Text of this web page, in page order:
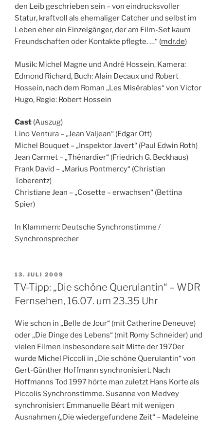
den Leib geschrieben sein – von eindrucksvoller
Statur, kraftvoll als ehemaliger Catcher und selbst im
Leben eher ein Einzelgänger, der am Film-Set kaum
Freundschaften oder Kontakte pflegte. …“ (mdr.de)
Musik: Michel Magne und André Hossein, Kamera:
Edmond Richard, Buch: Alain Decaux und Robert
Hossein, nach dem Roman „Les Misérables“ von Victor
Hugo, Regie: Robert Hossein
Cast (Auszug)
Lino Ventura – „Jean Valjean“ (Edgar Ott)
Michel Bouquet – „Inspektor Javert“ (Paul Edwin Roth)
Jean Carmet – „Thénardier“ (Friedrich G. Beckhaus)
Frank David – „Marius Pontmercy“ (Christian
Toberentz)
Christiane Jean – „Cosette – erwachsen“ (Bettina
Spier)
In Klammern: Deutsche Synchronstimme /
Synchronsprecher
VERÖFFENTLICHT
AM
13. JULI 2009
TV-Tipp: „Die schöne Querulantin“ – WDR
Fernsehen, 16.07. um 23.35 Uhr
Wie schon in „Belle de Jour“ (mit Catherine Deneuve)
oder „Die Dinge des Lebens“ (mit Romy Schneider) und
vielen Filmen insbesondere seit Mitte der 1970er
wurde Michel Piccoli in „Die schöne Querulantin“ von
Gert-Günther Hoffmann synchronisiert. Nach
Hoffmanns Tod 1997 hörte man zuletzt Hans Korte als
Piccolis Synchronstimme. Susanne von Medvey
synchronisiert Emmanuelle Béart mit wenigen
Ausnahmen („Die wiedergefundene Zeit“ – Madeleine